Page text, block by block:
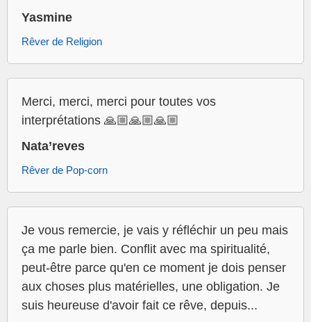
Yasmine
Rêver de Religion
Merci, merci, merci pour toutes vos
interprétations 🙏🏼🙏🏼🙏🏼
Nata’reves
Rêver de Pop-corn
Je vous remercie, je vais y réfléchir un peu mais
ça me parle bien. Conflit avec ma spiritualité,
peut-être parce qu'en ce moment je dois penser
aux choses plus matérielles, une obligation. Je
suis heureuse d'avoir fait ce rêve, depuis...